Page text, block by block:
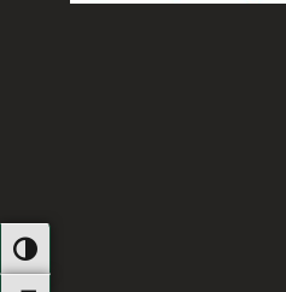
Alternar Alto Contraste